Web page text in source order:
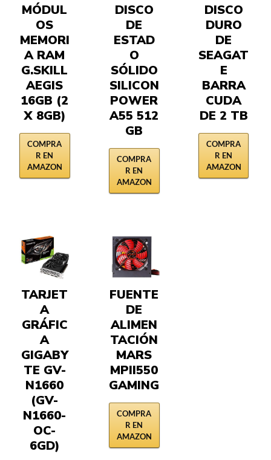
MÓDUL
OS
MEMORI
A RAM
G.SKILL
AEGIS
16GB (2
X 8GB)
COMPRA
R EN
AMAZON
DISCO
DE
ESTAD
O
SÓLIDO
SILICON
POWER
A55 512
GB
COMPRA
R EN
AMAZON
DISCO
DURO
DE
SEAGAT
E
BARRA
CUDA
DE 2 TB
COMPRA
R EN
AMAZON
TARJET
A
GRÁFIC
A
GIGABY
TE GV-
N1660
(GV-
N1660-
OC-
6GD)
FUENTE
DE
ALIMEN
TACIÓN
MARS
MPII550
GAMING
COMPRA
R EN
AMAZON